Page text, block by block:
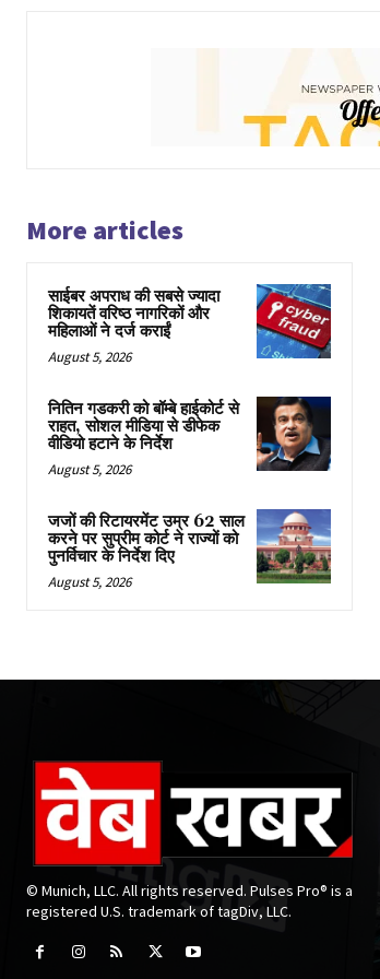
More articles
साईबर अपराध की सबसे ज्यादा
शिकायतें वरिष्ठ नागरिकों और
महिलाओं ने दर्ज कराईं
August 5, 2026
नितिन गडकरी को बॉम्बे हाईकोर्ट से
राहत, सोशल मीडिया से डीफेक
वीडियो हटाने के निर्देश
August 5, 2026
जजों की रिटायरमेंट उम्र 62 साल
करने पर सुप्रीम कोर्ट ने राज्यों को
पुनर्विचार के निर्देश दिए
August 5, 2026
© Munich, LLC. All rights reserved. Pulses Pro® is a
registered U.S. trademark of tagDiv, LLC.